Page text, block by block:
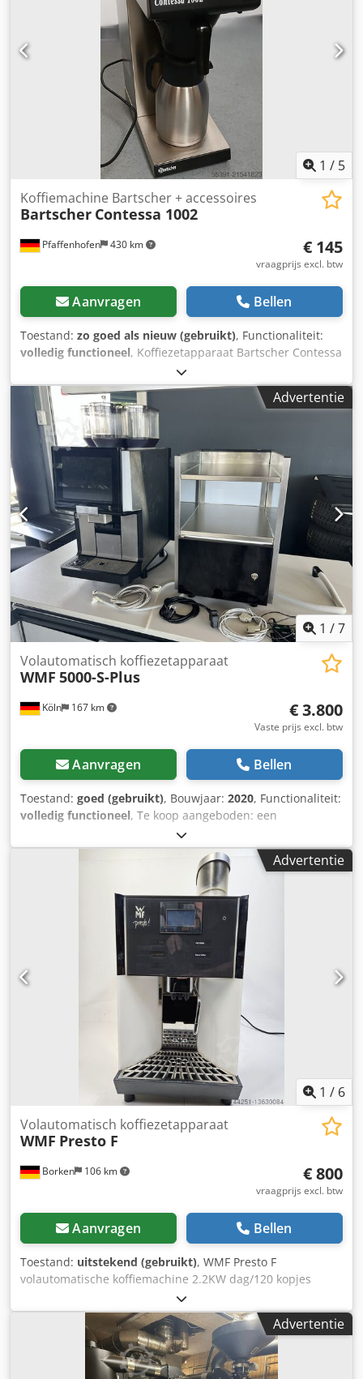
1 / 5
Pfaffenhofen 430 km
Koffiemachine Bartscher + accessoires
Bartscher Contessa 1002
€ 145
vraagprijs excl. btw
Aanvragen Bellen
Toestand: zo goed als nieuw (gebruikt), Functionaliteit:
volledig functioneel, Koffiezetapparaat Bartscher Contessa
1002 met 2 liter thermoskan / isoleerkan met schenkmec
hanisme 1400 watt In originele verpakking, zilver
Crsdpfxjyvp S Ue Aflef 2 stuks isoleerkannen van 2 l Met
korffilter – ongeopende doos met filters (1000 stuks)
aanwezig Uitneembare filterhouder Automatische
uitschakeling Het apparaat zet ca. 2 liter koffie in circa 8
minuten, oftewel 16 kopjes Alle technische gegevens onder
voorbehoud van typefouten en vergissingen. Verkoop
uitsluitend in EU-landen.
Advertentie
1 /7
Köln 167 km
Volautomatisch koffiezetapparaat
WMF 5000-S-Plus
€ 3.800
Vaste prijs excl. btw
Aanvragen Bellen
Toestand: goed (gebruikt), Bouwjaar: 2020, Functionaliteit:
volledig functioneel, Te koop aangeboden: een
volautomaat koffiemachine WMF 5000-S-Plus. De automaat
wordt verkocht inclusief alle accessoires die op de foto’s
zichtbaar zijn. Bezichtiging is op afspraak op elk gewenst
moment, ook op korte termijn, mogelijk. Cjdpfew S T Htox
Afljrf BTW is verrekenbaar!
Advertentie
1 / 6
Borken 106 km
Volautomatisch koffiezetapparaat
WMF Presto F
€ 800
vraagprijs excl. btw
Aanvragen Bellen
Toestand: uitstekend (gebruikt), WMF Presto F
volautomatische koffiemachine 2.2KW dag/120 kopjes
Gefilterde koffie is onmisbaar bij het ontbijt en heeft ook
veel fans in het dagelijkse bedrijfsleven. De WMF Presto F
is daarom het ideale apparaat voor bedrijven die af en toe
een grote hoeveelheid of een kopje koffie nodig hebben.
Touchscreen display Eenvoudige menubesturing met een
Advertentie